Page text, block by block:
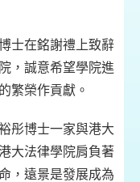
士在銘謝禮上致辭
，誠意希望學院進
繁榮作貢獻。
彤博士一家與港大
大法律學院肩負著
，遠景是發展成為